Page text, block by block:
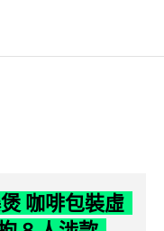
咖啡包裝虛